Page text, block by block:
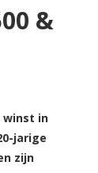
&
winst in
jarige
zijn